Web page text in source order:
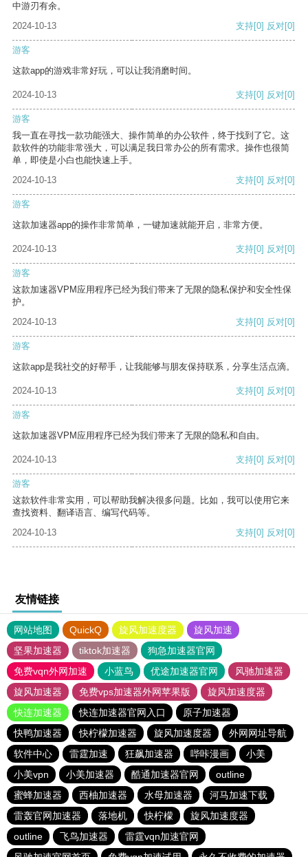
中游刃有余。
2024-10-13
支持[0] 反对[0]
游客
这款app的游戏非常好玩，可以让我消磨时间。
2024-10-13 支持[0] 反对[0]
游客
我一直在寻找一款功能强大、操作简单的办公软件，终于找到了它。这
款软件的功能非常强大，可以满足我日常办公的所有需求。操作也很简
单，即使是小白也能快速上手。
2024-10-13
支持[0] 反对[0]
游客
这款加速器app的操作非常简单，一键加速就能开启，非常方便。
2024-10-13 支持[0] 反对[0]
游客
这款加速器VPM应用程序已经为我们带来了无限的隐私保护和安全性保
护。
2024-10-13
支持[0] 反对[0]
游客
这款app是我社交的好帮手，让我能够与朋友保持联系，分享生活点滴。
2024-10-13 支持[0] 反对[0]
游客
这款加速器VPM应用程序已经为我们带来了无限的隐私和自由。
2024-10-13 支持[0] 反对[0]
游客
这款软件非常实用，可以帮助我解决很多问题。比如，我可以使用它来
查找资料、翻译语言、编写代码等。
2024-10-13
支持[0] 反对[0]
友情链接
网站地图 QuickQ 旋风加速度器
旋风加速
坚果加速器
tiktok加速器
狗急加速器官网
免费vqn外网加速
小蓝鸟 优途加速器官网
风驰加速器
旋风加速器
免费vps加速器外网苹果版
旋风加速度器
快连加速器
快连加速器官网入口
原子加速器
快鸭加速器
快柠檬加速器 旋风加速度器
外网网址导航
软件中心
雷霆加速 狂飙加速器 哔咔漫画
小美
小美vpn
小美加速器 酷通加速器官网
outline
蜜蜂加速器
西柚加速器 水母加速器
河马加速下载
雷轰官网加速器
落地机 快柠檬
旋风加速度器
outline
飞鸟加速器
雷霆vqn加速官网